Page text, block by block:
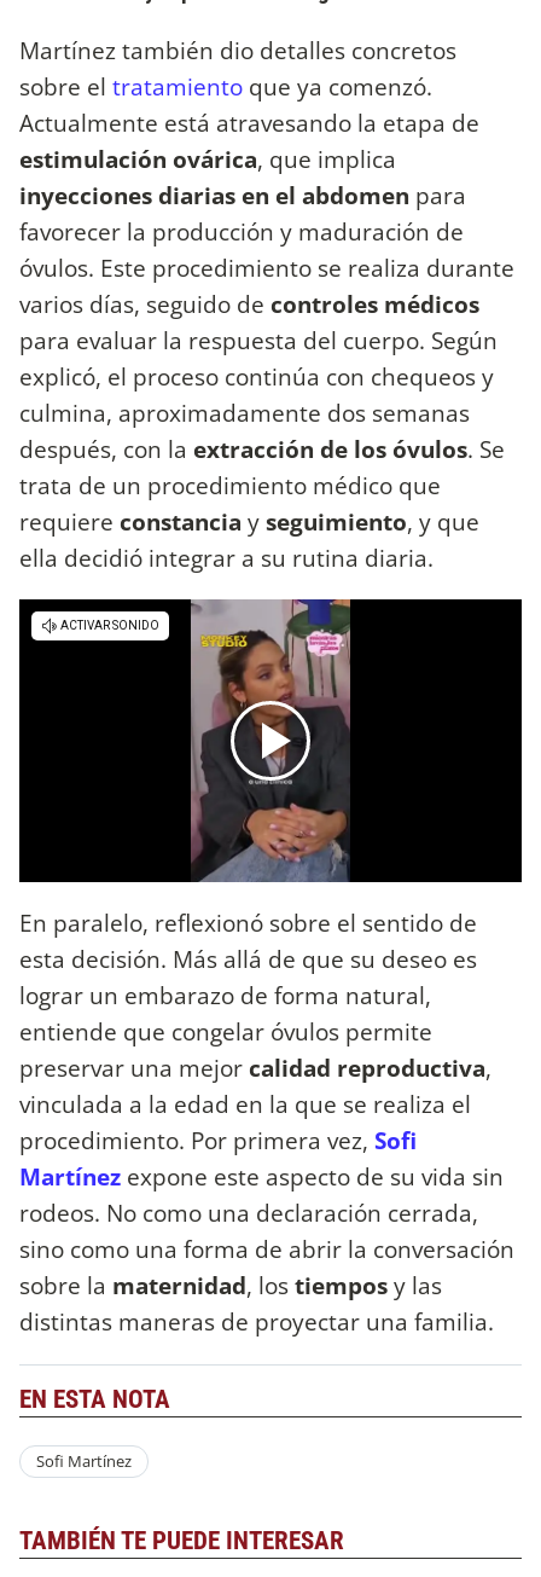
Martínez también dio detalles concretos
sobre el tratamiento que ya comenzó.
Actualmente está atravesando la etapa de
estimulación ovárica, que implica
inyecciones diarias en el abdomen para
favorecer la producción y maduración de
óvulos. Este procedimiento se realiza durante
varios días, seguido de controles médicos
para evaluar la respuesta del cuerpo. Según
explicó, el proceso continúa con chequeos y
culmina, aproximadamente dos semanas
después, con la extracción de los óvulos. Se
trata de un procedimiento médico que
requiere constancia yseguimiento, y que
ella decidió integrar a su rutina diaria.
En paralelo, reflexionó sobre el sentido de
esta decisión. Más allá de que su deseo es
lograr un embarazo de forma natural,
entiende que congelar óvulos permite
preservar una mejor calidad reproductiva,
vinculada a la edad en la que se realiza el
procedimiento. Por primera vez, Sofi
Martínez expone este aspecto de su vida sin
rodeos. No como una declaración cerrada,
sino como una forma de abrir la conversación
sobre la maternidad, lostiemposy las
distintas maneras de proyectar una familia.
EN ESTA NOTA
Sofi Martínez
TAMBIÉN TE PUEDE INTERESAR